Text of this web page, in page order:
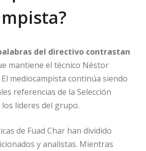
del directivo contrastan
mantiene el técnico Néstor
mediocampista continúa siendo
referencias de la Selección
líderes del grupo.
de Fuad Char han dividido
y analistas. Mientras